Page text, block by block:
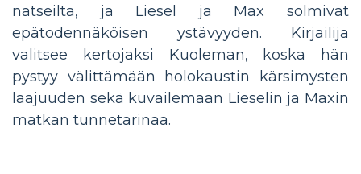
natseilta, ja Liesel ja Max solmivat
epätodennäköisen ystävyyden. Kirjailija
valitsee kertojaksi Kuoleman, koska hän
pystyy välittämään holokaustin kärsimysten
laajuuden sekä kuvailemaan Lieselin ja Maxin
matkan tunnetarinaa.